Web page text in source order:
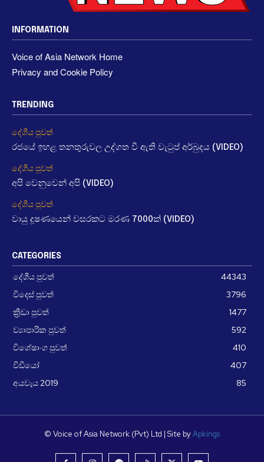
INFORMATION
Voice of Asia Network Home
Privacy and Cookie Policy
TRENDING
දේශීය පුවත්
රජයේ ඉහළ තනතුරුවල උද්ගත වී ඇති වැටුප් අර්බුදය (VIDEO)
දේශීය පුවත්
අපි වෙනුවෙන් අපි (VIDEO)
දේශීය පුවත්
වායු දූෂණයෙන් වසරකට මරණ 7000ක් (VIDEO)
CATEGORIES
දේශීය පුවත්
44343
විදෙස් පුවත්
3796
ක්‍රීඩා පුවත්
1477
ව්‍යාපාරික පුවත්
592
විශේෂාංග පුවත්
410
වීඩීයෝ
407
අයවැය 2019
85
© Voice of Asia Network (Pvt) Ltd | Site byApkings